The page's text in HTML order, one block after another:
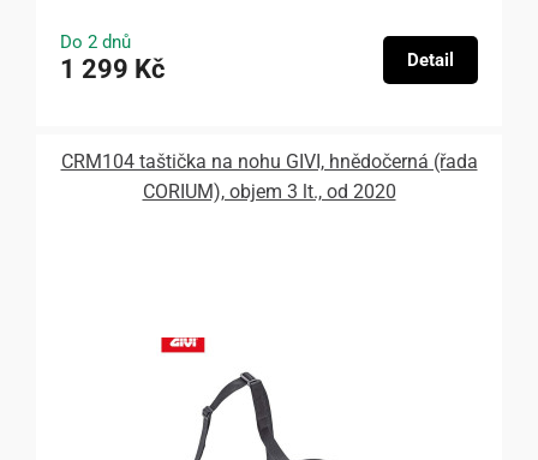
Do 2 dnů
1 299 Kč Detail
CRM104 taštička na nohu GIVI, hnědočerná (řada
CORIUM), objem 3 lt., od 2020